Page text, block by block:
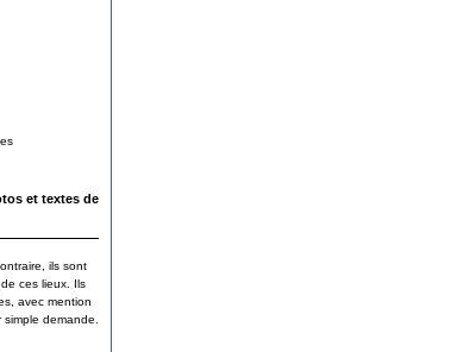
et textes de
ils sont
ces lieux. Ils
avec mention
demande.